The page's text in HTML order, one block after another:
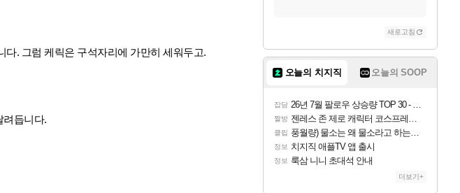
. 그럼 케릭은 구석자리에 가만히 세워두고.
려듭니다.
새로고침
오늘의 치지직 오늘의 SOOP
잡담 26년 7월 팔로우 상승량 TOP 30 - 월간 치지직
짤방 젠레스 존 제로 캐릭터 코스프레한 꽁주
클립 풍월량) 물소는 왜 물소라고 하는거야? 아! 그만 ㅋㅋ
정보 치지직 애플TV 앱 출시
정보 룩삼 니니 초대석 안내
더보기+